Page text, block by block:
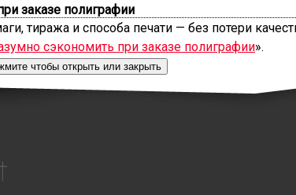
заказе полиграфии
тиража и способа печати — без потери
сэкономить при заказе полиграфии».